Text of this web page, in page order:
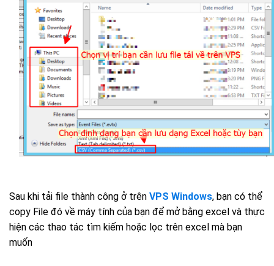
Sau khi tải file thành công ở trên VPS Windows, bạn có thể
copy File đó về máy tính của bạn để mở bằng excel và thực
hiện các thao tác tìm kiếm hoặc lọc trên excel mà bạn
muốn